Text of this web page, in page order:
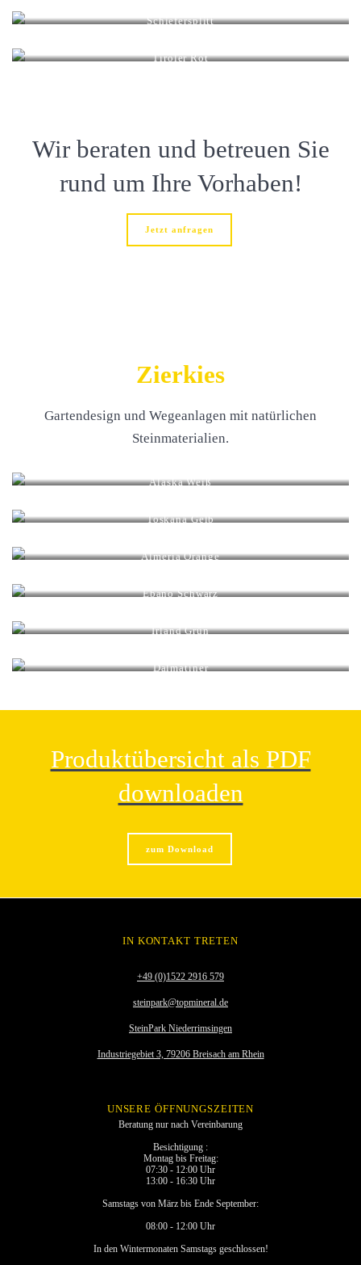
Schiefersplitt
Tiroler Rot
Wir beraten und betreuen Sie
rund um Ihre Vorhaben!
Jetzt anfragen
Zierkies
Gartendesign und Wegeanlagen mit natürlichen
Steinmaterialien.
Alaska Weiß
Toskana Gelb
Almeria Orange
Ebano Schwarz
Irland Grün
Dalmatiner
Produktübersicht als PDF
downloaden
zum Download
IN KONTAKT TRETEN
+49 (0)1522 2916 579
steinpark@topmineral.de
SteinPark Niederrimsingen
Industriegebiet 3, 79206 Breisach am Rhein
UNSERE ÖFFNUNGSZEITEN
Beratung nur nach Vereinbarung
Besichtigung :
Montag bis Freitag:
07:30 - 12:00 Uhr
13:00 - 16:30 Uhr
Samstags von März bis Ende September:
08:00 - 12:00 Uhr
In den Wintermonaten Samstags geschlossen!